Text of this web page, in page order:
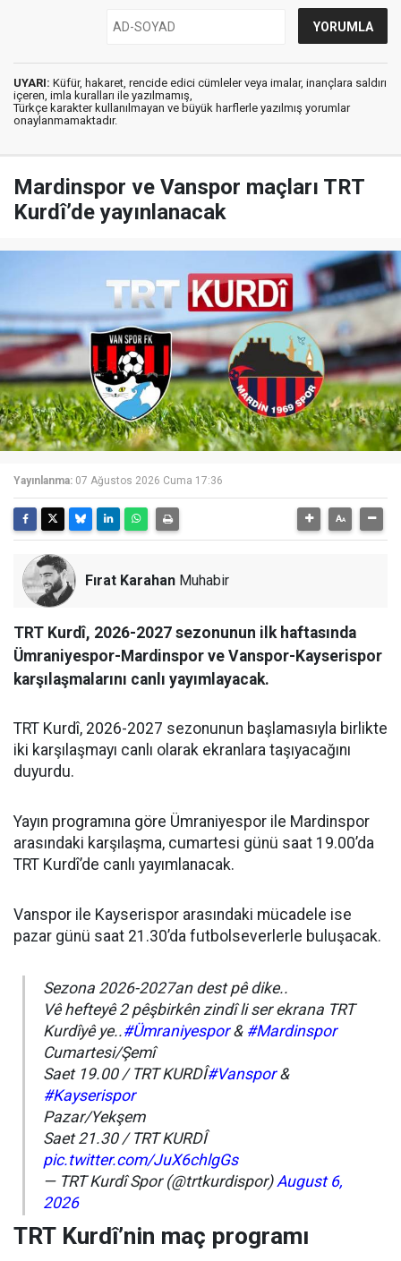
UYARI: Küfür, hakaret, rencide edici cümleler veya imalar, inançlara saldırı
içeren, imla kuralları ile yazılmamış,
Türkçe karakter kullanılmayan ve büyük harflerle yazılmış yorumlar
onaylanmamaktadır.
Mardinspor ve Vanspor maçları TRT
Kurdî’de yayınlanacak
Yayınlanma: 07 Ağustos 2026 Cuma 17:36
Fırat Karahan Muhabir
TRT Kurdî, 2026-2027 sezonunun ilk haftasında
Ümraniyespor-Mardinspor ve Vanspor-Kayserispor
karşılaşmalarını canlı yayımlayacak.
TRT Kurdî, 2026-2027 sezonunun başlamasıyla birlikte
iki karşılaşmayı canlı olarak ekranlara taşıyacağını
duyurdu.
Yayın programına göre Ümraniyespor ile Mardinspor
arasındaki karşılaşma, cumartesi günü saat 19.00’da
TRT Kurdî’de canlı yayımlanacak.
Vanspor ile Kayserispor arasındaki mücadele ise
pazar günü saat 21.30’da futbolseverlerle buluşacak.
Sezona 2026-2027an dest pê dike..
Vê hefteyê 2 pêşbirkên zindî li ser ekrana TRT
Kurdîyê ye..#Ümraniyespor& #Mardinspor
Cumartesi/Şemî
Saet 19.00 / TRT KURDÎ#Vanspor&
#Kayserispor
Pazar/Yekşem
Saet 21.30 / TRT KURDÎ
pic.twitter.com/JuX6chlgGs
— TRT Kurdî Spor (@trtkurdispor)August 6,
2026
TRT Kurdî’nin maç programı